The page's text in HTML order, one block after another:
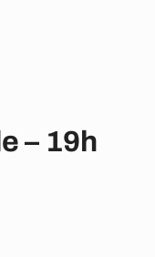
– 19h